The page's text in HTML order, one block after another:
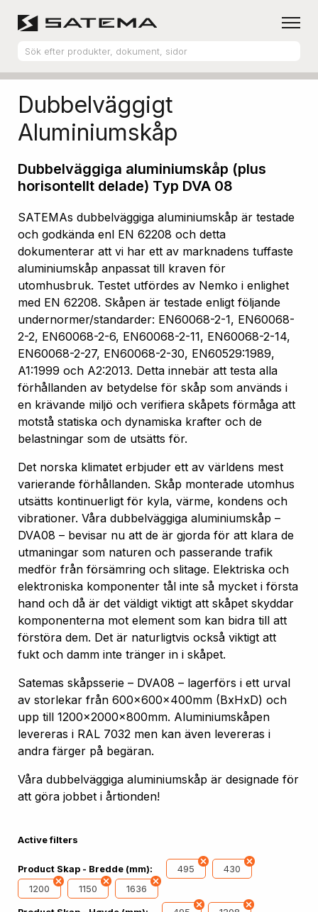
Produktsortiment Aluminiumskåp
Dubbelväggigt
Aluminiumskåp
Dubbelväggiga aluminiumskåp (plus
horisontellt delade) Typ DVA 08
SATEMAs dubbelväggiga aluminiumskåp är testade
och godkända enl EN 62208 och detta
dokumenterar att vi har ett av marknadens tuffaste
aluminiumskåp anpassat till kraven för
utomhusbruk. Testet utfördes av Nemko i enlighet
med EN 62208. Skåpen är testade enligt följande
undernormer/standarder: EN60068-2-1, EN60068-
2-2, EN60068-2-6, EN60068-2-11, EN60068-2-14,
EN60068-2-27, EN60068-2-30, EN60529:1989,
A1:1999 och A2:2013. Detta innebär att testa alla
förhållanden av betydelse för skåp som används i
en krävande miljö och verifiera skåpets förmåga att
motstå statiska och dynamiska krafter och de
belastningar som de utsätts för.
Det norska klimatet erbjuder ett av världens mest
varierande förhållanden. Skåp monterade utomhus
utsätts kontinuerligt för kyla, värme, kondens och
vibrationer. Våra dubbelväggiga aluminiumskåp –
DVA08 – bevisar nu att de är gjorda för att klara de
utmaningar som naturen och passerande trafik
medför från försämring och slitage. Elektriska och
elektroniska komponenter tål inte så mycket i första
hand och då är det väldigt viktigt att skåpet skyddar
komponenterna mot element som kan bidra till att
förstöra dem. Det är naturligtvis också viktigt att
fukt och damm inte tränger in i skåpet.
Satemas skåpsserie – DVA08 – lagerförs i ett urval
av storlekar från 600x600x400mm (BxHxD) och
upp till 1200x2000x800mm. Aluminiumskåpen
levereras i RAL 7032 men kan även levereras i
andra färger på begäran.
Våra dubbelväggiga aluminiumskåp är designade för
att göra jobbet i årtionden!
Active filters
Product Skap - Bredde (mm): 495
430
1200
1150 1636